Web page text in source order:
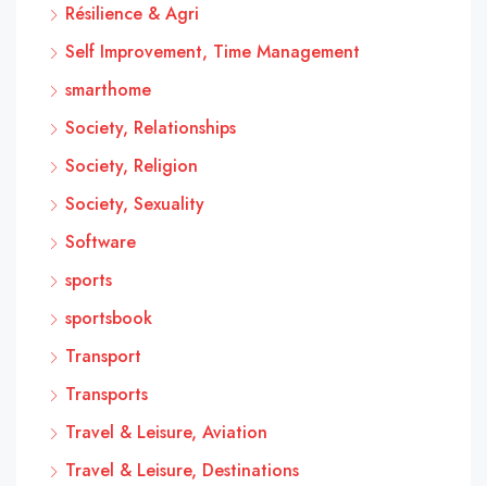
Résilience & Agri
Self Improvement, Time Management
smarthome
Society, Relationships
Society, Religion
Society, Sexuality
Software
sports
sportsbook
Transport
Transports
Travel & Leisure, Aviation
Travel & Leisure, Destinations